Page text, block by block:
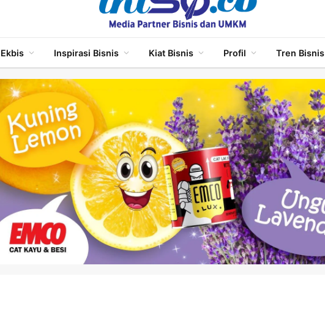
Ekbis Inspirasi Bisnis Kiat Bisnis Profil Tren Bisnis